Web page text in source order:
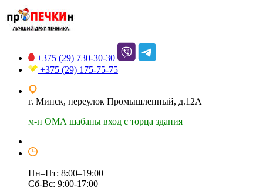
+375 (29) 730-30-30
+375 (29) 175-75-75
г. Минск, переулок Промышленный, д.12А
м-н ОМА шабаны вход с торца здания
Пн–Пт: 8:00–19:00
Сб-Вс: 9:00-17:00